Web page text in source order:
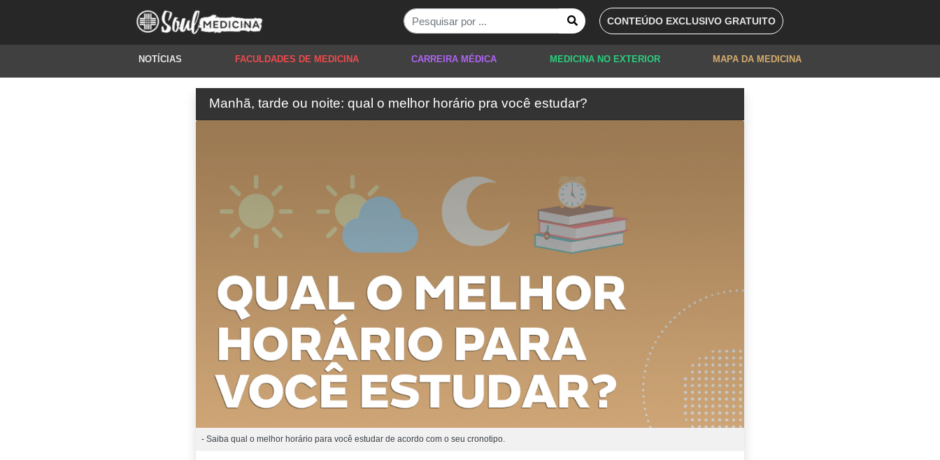
CONTEÚDO EXCLUSIVO GRATUITO
NOTÍCIAS FACULDADES DE MEDICINA CARREIRA MÉDICA MEDICINA NO EXTERIOR MAPA DA MEDICINA
Manhã, tarde ou noite: qual o melhor horário pra você estudar?
- Saiba qual o melhor horário para você estudar de acordo com o seu cronotipo.